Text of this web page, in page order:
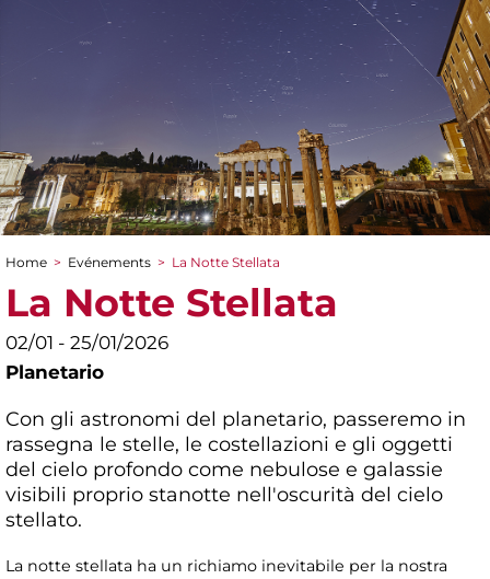
You are here
Home > Evénements > La Notte Stellata
La Notte Stellata
02/01 - 25/01/2026
Planetario
Con gli astronomi del planetario, passeremo in
rassegna le stelle, le costellazioni e gli oggetti
del cielo profondo come nebulose e galassie
visibili proprio stanotte nell'oscurità del cielo
stellato.
La notte stellata ha un richiamo inevitabile per la nostra